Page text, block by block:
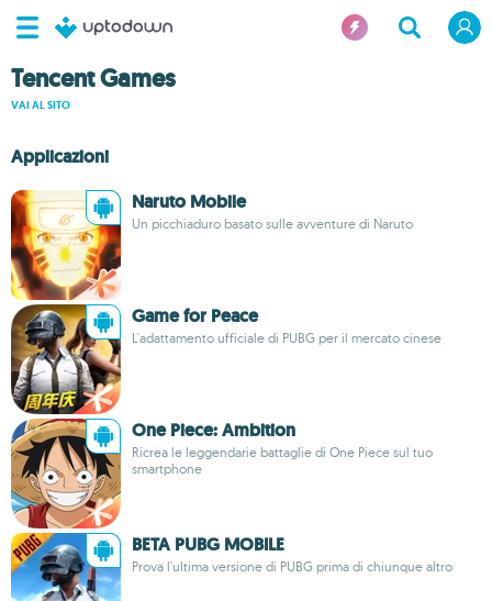
Tencent Games
VAI AL SITO
Applicazioni
Naruto Mobile
Un picchiaduro basato sulle avventure di Naruto
Game for Peace
L'adattamento ufficiale di PUBG per il mercato cinese
One Piece: Ambition
Ricrea le leggendarie battaglie di One Piece sul tuo
smartphone
BETA PUBG MOBILE
Prova l'ultima versione di PUBG prima di chiunque altro